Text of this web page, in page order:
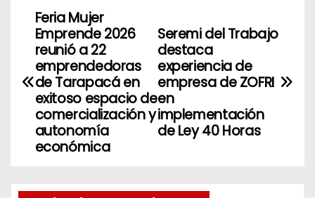
N
v
Seremi del Trabajo
destaca
experiencia de
empresa de ZOFRI
en
implementación
de Ley 40 Horas
Feria Mujer
Emprende 2026
reunió a 22
emprendedoras
de Tarapacá en
exitoso espacio de
comercialización y
autonomía
económica